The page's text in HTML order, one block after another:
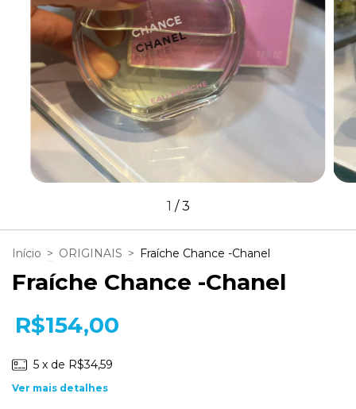
1 /3
Início > ORIGINAIS > Fraíche Chance -Chanel
Fraíche Chance -Chanel
R$154,00
5 x de R$34,59
Ver mais detalhes